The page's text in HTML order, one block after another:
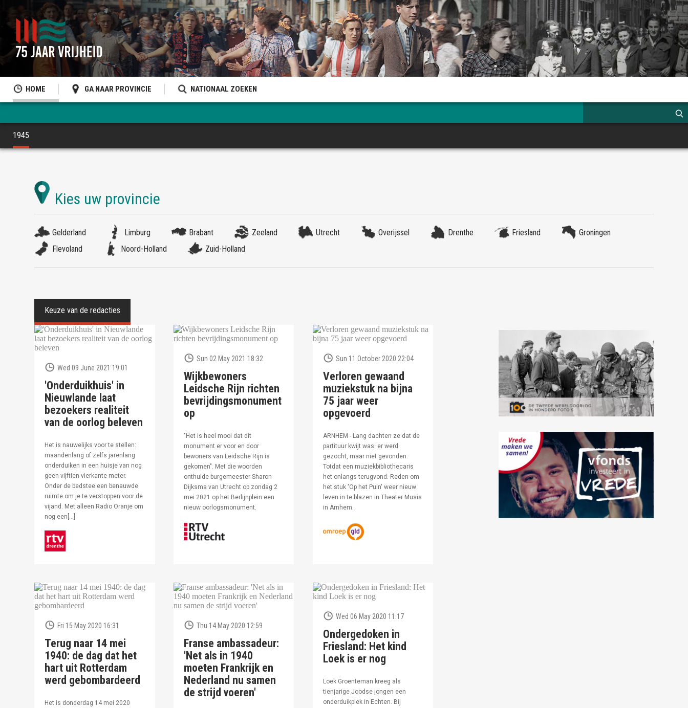
HOME GA NAAR PROVINCIE NATIONAAL ZOEKEN
1945
Gelderland Limburg Brabant Zeeland Utrecht Overijssel Drenthe Friesland
Groningen
Flevoland
Noord-Holland Zuid-Holland
Wed 09 June 2021 19:01
'Onderduikhuis' in
Nieuwlande laat
bezoekers realiteit
van de oorlog beleven
Het is nauwelijks voor te stellen:
maandenlang of zelfs jarenlang
onderduiken in een huisje van nog
geen vijftien vierkante meter.
Onder de bedstee een benauwde
ruimte om je te verstoppen voor de
vijand. Met alleen Radio Oranje om
nog een[…]
Sun 02 May 2021 18:32
Wijkbewoners
Leidsche Rijn richten
bevrijdingsmonument
op
"Het is heel mooi dat dit
monument er voor en door
bewoners van Leidsche Rijn is
gekomen". Met die woorden
onthulde burgemeester Sharon
Dijksma van Utrecht op zondag 2
mei 2021 op het Berlijnplein een
nieuw oorlogsmonument.
Sun 11 October 2020 22:04
Verloren gewaand
muziekstuk na bijna
75 jaar weer
opgevoerd
ARNHEM - Lang dachten ze dat de
partituur kwijt was: er werd
gezocht, maar niet gevonden.
Totdat een muziekbibliothecaris
het onlangs terugvond. Reden om
het stuk 'Op het Puin' weer nieuw
leven in te blazen in Theater Musis
in Arnhem.
Fri 15 May 2020 16:31
Terug naar 14 mei
1940: de dag dat het
hart uit Rotterdam
werd gebombardeerd
Het is donderdag 14 mei 2020
Thu 14 May 2020 12:59
Franse ambassadeur:
'Net als in 1940
moeten Frankrijk en
Nederland nu samen
de strijd voeren'
Wed 06 May 2020 11:17
Ondergedoken in
Friesland: Het kind
Loek is er nog
Loek Groenteman kreeg als
tienjarige Joodse jongen een
onderduikplek in Echten. Bij